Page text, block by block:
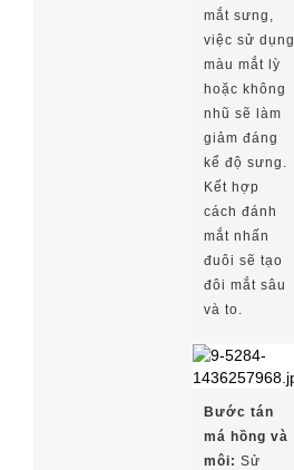
mắt sưng,
việc sử dụng
màu mắt lỳ
hoặc không
nhũ sẽ làm
giảm đáng
kể độ sưng.
Kết hợp
cách đánh
mắt nhấn
đuôi sẽ tạo
đôi mắt sâu
và to.
Bước tán
má hồng và
môi: Sử